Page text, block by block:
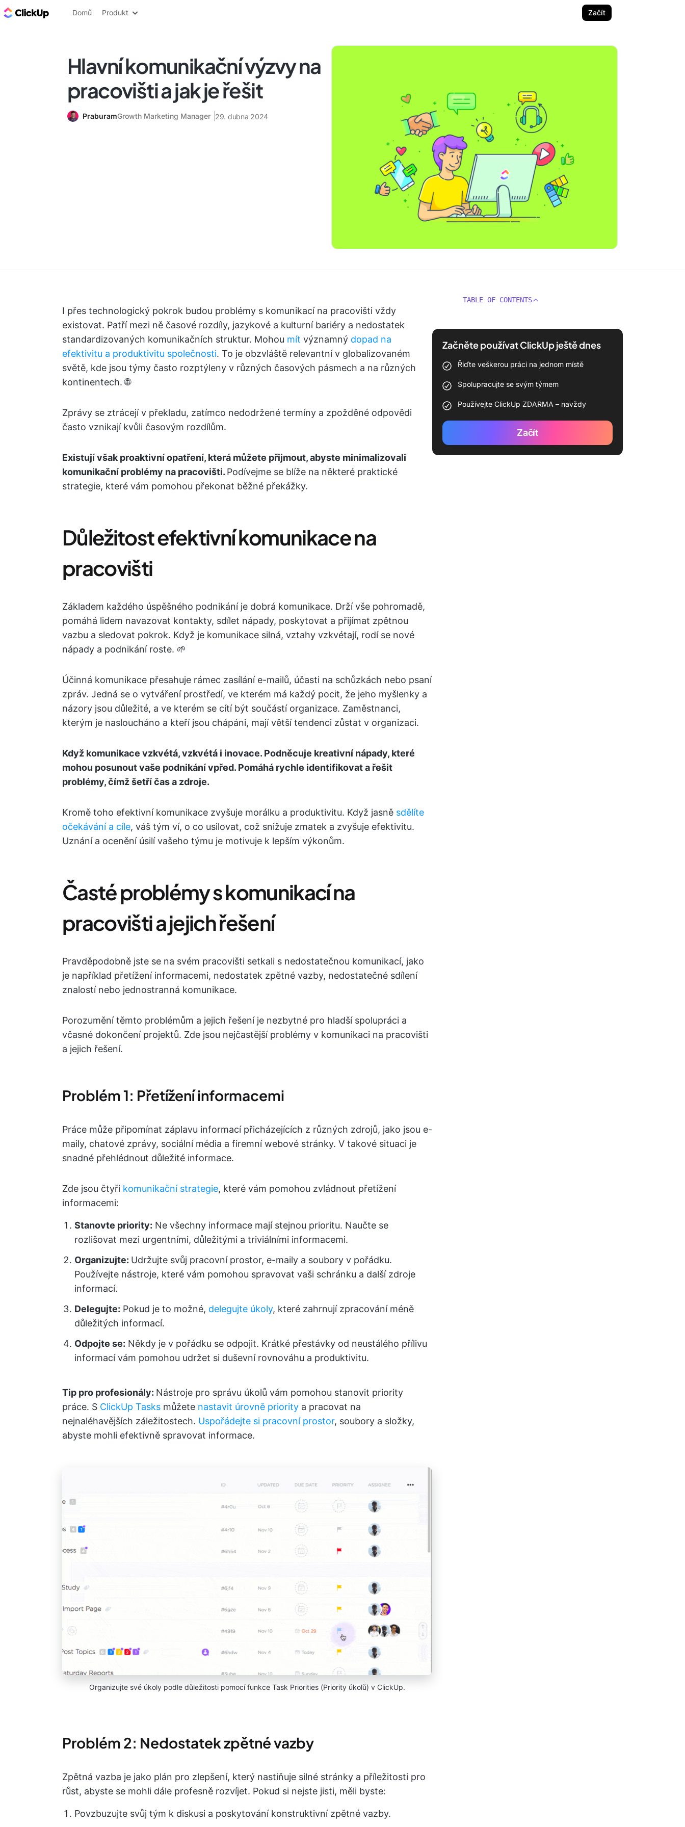
ClickUp blog
Domů Produkt Začít
Hlavní komunikační výzvy na
pracovišti a jak je řešit
PraburamGrowth Marketing Manager 29. dubna 2024
I přes technologický pokrok budou problémy s komunikací na pracovišti vždy
existovat. Patří mezi ně časové rozdíly, jazykové a kulturní bariéry a nedostatek
standardizovaných komunikačních struktur. Mohou mít významný dopad na
efektivitu a produktivitu společnosti. To je obzvláště relevantní v globalizovaném
světě, kde jsou týmy často rozptýleny v různých časových pásmech a na různých
kontinentech. 🌐
Zprávy se ztrácejí v překladu, zatímco nedodržené termíny a zpožděné odpovědi
často vznikají kvůli časovým rozdílům.
Existují však proaktivní opatření, která můžete přijmout, abyste minimalizovali
komunikační problémy na pracovišti. Podívejme se blíže na některé praktické
strategie, které vám pomohou překonat běžné překážky.
Důležitost efektivní komunikace na
pracovišti
Základem každého úspěšného podnikání je dobrá komunikace. Drží vše pohromadě,
pomáhá lidem navazovat kontakty, sdílet nápady, poskytovat a přijímat zpětnou
vazbu a sledovat pokrok. Když je komunikace silná, vztahy vzkvétají, rodí se nové
nápady a podnikání roste. 🌱
Účinná komunikace přesahuje rámec zasílání e-mailů, účasti na schůzkách nebo psaní
zpráv. Jedná se o vytváření prostředí, ve kterém má každý pocit, že jeho myšlenky a
názory jsou důležité, a ve kterém se cítí být součástí organizace. Zaměstnanci,
kterým je nasloucháno a kteří jsou chápáni, mají větší tendenci zůstat v organizaci.
Když komunikace vzkvétá, vzkvétá i inovace. Podněcuje kreativní nápady, které
mohou posunout vaše podnikání vpřed. Pomáhá rychle identifikovat a řešit
problémy, čímž šetří čas a zdroje.
Kromě toho efektivní komunikace zvyšuje morálku a produktivitu. Když jasně sdělíte
očekávání a cíle, váš tým ví, o co usilovat, což snižuje zmatek a zvyšuje efektivitu.
Uznání a ocenění úsilí vašeho týmu je motivuje k lepším výkonům.
Časté problémy s komunikací na
pracovišti a jejich řešení
Pravděpodobně jste se na svém pracovišti setkali s nedostatečnou komunikací, jako
je například přetížení informacemi, nedostatek zpětné vazby, nedostatečné sdílení
znalostí nebo jednostranná komunikace.
Porozumění těmto problémům a jejich řešení je nezbytné pro hladší spolupráci a
včasné dokončení projektů. Zde jsou nejčastější problémy v komunikaci na pracovišti
a jejich řešení.
Problém 1: Přetížení informacemi
Práce může připomínat záplavu informací přicházejících z různých zdrojů, jako jsou e-
maily, chatové zprávy, sociální média a firemní webové stránky. V takové situaci je
snadné přehlédnout důležité informace.
Zde jsou čtyři komunikační strategie, které vám pomohou zvládnout přetížení
informacemi:
Stanovte priority: Ne všechny informace mají stejnou prioritu. Naučte se
rozlišovat mezi urgentními, důležitými a triviálními informacemi.
Organizujte: Udržujte svůj pracovní prostor, e-maily a soubory v pořádku.
Používejte nástroje, které vám pomohou spravovat vaši schránku a další zdroje
informací.
Delegujte: Pokud je to možné, delegujte úkoly, které zahrnují zpracování méně
důležitých informací.
Odpojte se: Někdy je v pořádku se odpojit. Krátké přestávky od neustálého přílivu
informací vám pomohou udržet si duševní rovnováhu a produktivitu.
Tip pro profesionály: Nástroje pro správu úkolů vám pomohou stanovit priority
práce. S ClickUp Tasks můžete nastavit úrovně priority a pracovat na
nejnaléhavějších záležitostech. Uspořádejte si pracovní prostor, soubory a složky,
abyste mohli efektivně spravovat informace.
Organizujte své úkoly podle důležitosti pomocí funkce Task Priorities (Priority úkolů) v ClickUp.
Problém 2: Nedostatek zpětné vazby
Zpětná vazba je jako plán pro zlepšení, který nastiňuje silné stránky a příležitosti pro
růst, abyste se mohli dále profesně rozvíjet. Pokud si nejste jisti, měli byste:
Povzbuzujte svůj tým k diskusi a poskytování konstruktivní zpětné vazby.
TABLE OF CONTENTS
Začněte používat ClickUp ještě dnes
Řiďte veškerou práci na jednom místě
Spolupracujte se svým týmem
Používejte ClickUp ZDARMA – navždy
Začít